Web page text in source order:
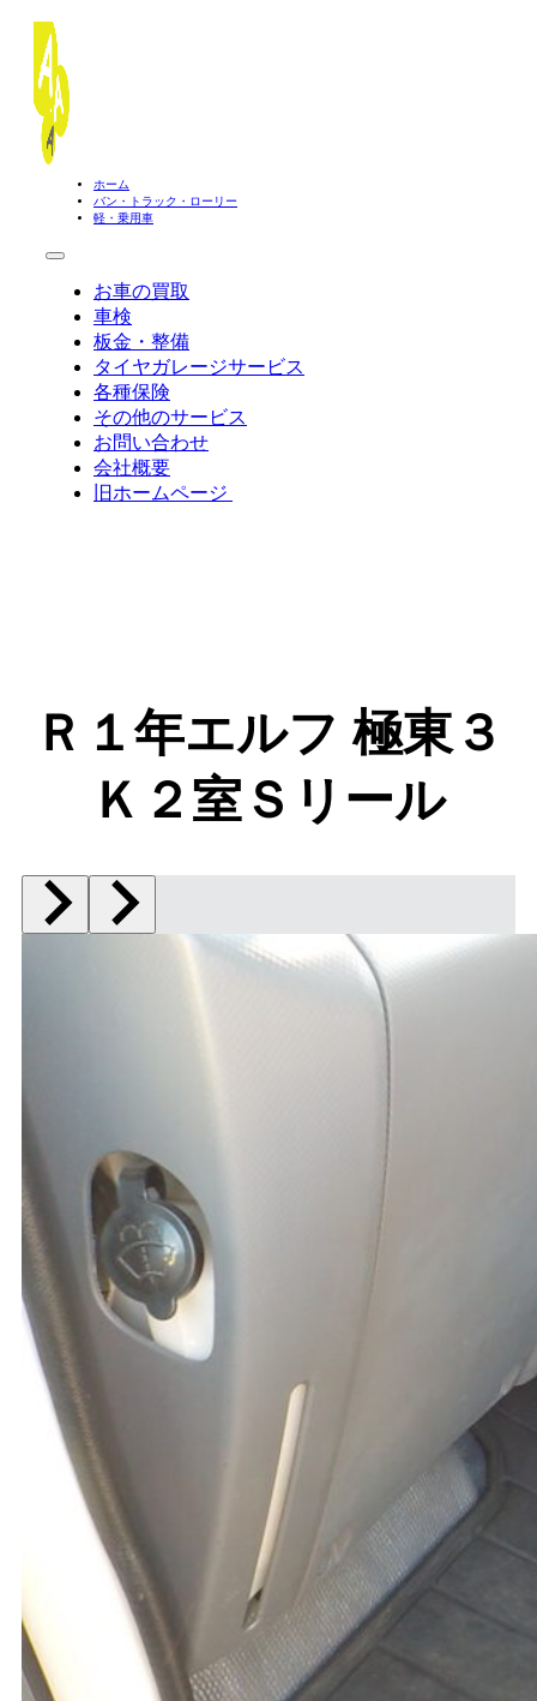
ホーム
バン・トラック・ローリー
軽・乗用車
お車の買取
車検
板金・整備
タイヤガレージサービス
各種保険
その他のサービス
お問い合わせ
会社概要
旧ホームページ
Ｒ１年エルフ 極東３
Ｋ２室Ｓリール